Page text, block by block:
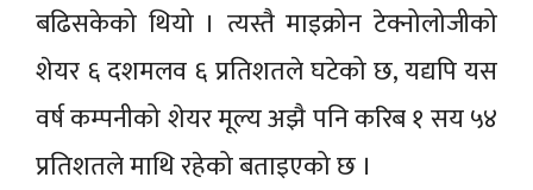
बढिसकेको थियो । त्यस्तै माइक्रोन टेक्नोलोजीको
शेयर ६ दशमलव ६ प्रतिशतले घटेको छ, यद्यपि यस
वर्ष कम्पनीको शेयर मूल्य अझै पनि करिब १ सय ५४
प्रतिशतले माथि रहेको बताइएको छ ।